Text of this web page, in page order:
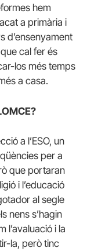
hem
a primària i
d’ensenyament
cal fer és
los més temps
a casa.
a l’ESO, un
per a
que portaran
i l’educació
al segle
nens s’hagin
l’avaluació i la
la, però tinc